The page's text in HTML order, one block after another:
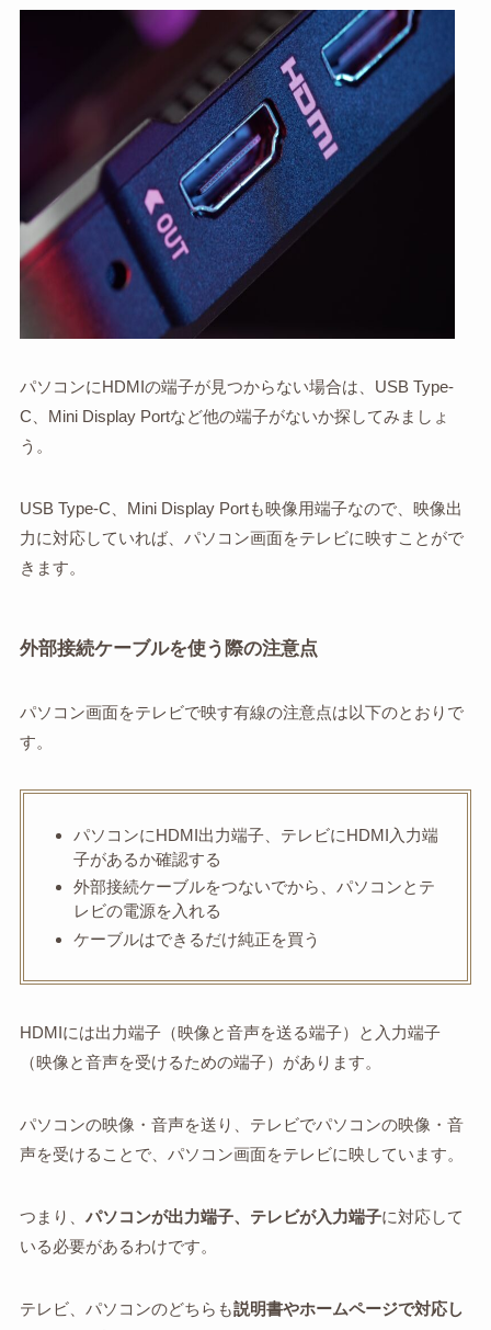
パソコンにHDMIの端子が見つからない場合は、USB Type-
C、Mini Display Portなど他の端子がないか探してみましょ
う。
USB Type-C、Mini Display Portも映像用端子なので、映像出
力に対応していれば、パソコン画面をテレビに映すことがで
きます。
外部接続ケーブルを使う際の注意点
パソコン画面をテレビで映す有線の注意点は以下のとおりで
す。
パソコンにHDMI出力端子、テレビにHDMI入力端
子があるか確認する
外部接続ケーブルをつないでから、パソコンとテ
レビの電源を入れる
ケーブルはできるだけ純正を買う
HDMIには出力端子（映像と音声を送る端子）と入力端子
（映像と音声を受けるための端子）があります。
パソコンの映像・音声を送り、テレビでパソコンの映像・音
声を受けることで、パソコン画面をテレビに映しています。
つまり、 パソコンが出力端子、テレビが入力端子に対応して
いる必要があるわけです。
テレビ、パソコンのどちらも説明書やホームページで対応し